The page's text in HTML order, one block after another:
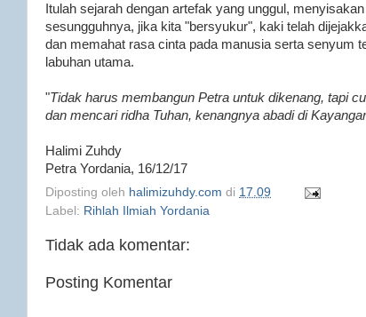
Itulah sejarah dengan artefak yang unggul,
sesungguhnya, jika kita "bersyukur", kaki telah
dan memahat rasa cinta pada manusia serta senyum
labuhan utama.
"Tidak harus membangun Petra untuk dikenang, tapi
dan mencari ridha Tuhan, kenangnya abadi di
Halimi Zuhdy
Petra Yordania, 16/12/17
Diposting oleh halimizuhdy.com di 17.09
Label: Rihlah Ilmiah Yordania
Tidak ada komentar:
Posting Komentar